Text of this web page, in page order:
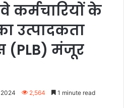
के
उत्पादकता
(PLB) मंजूर
2,564 1 minute read